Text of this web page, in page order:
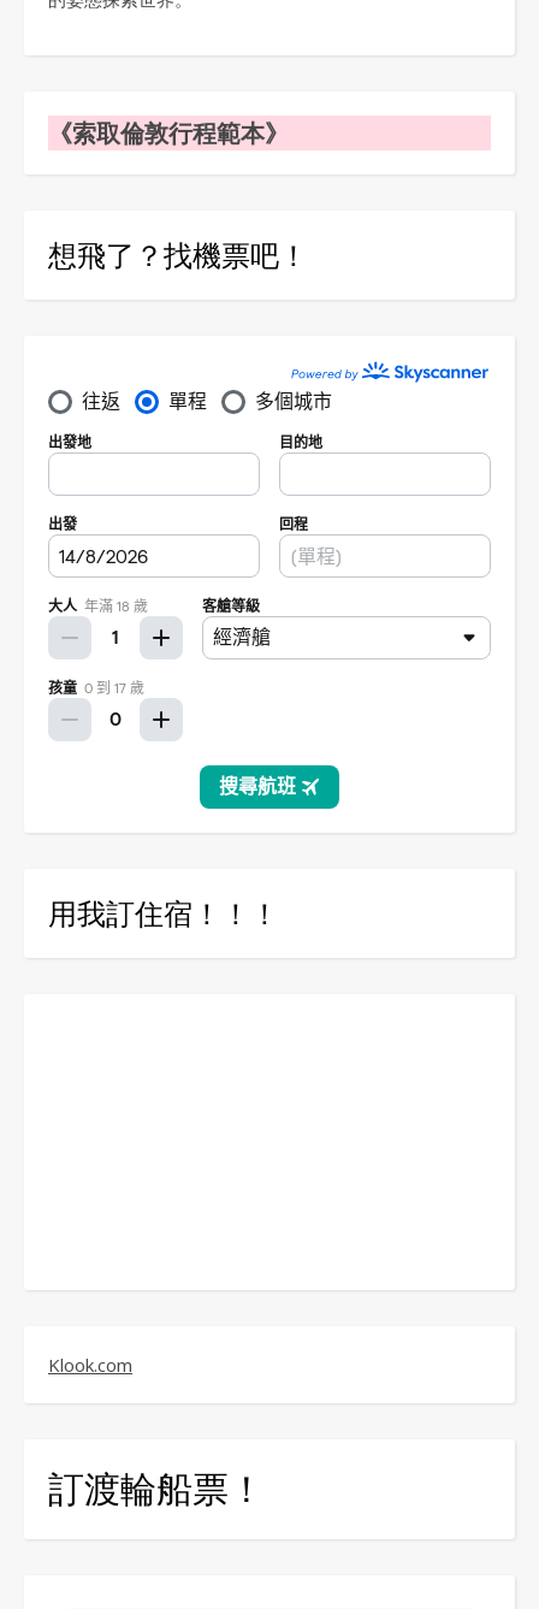
《索取倫敦行程範本》
想飛了？找機票吧！
用我訂住宿！！！
Klook.com
訂渡輪船票！